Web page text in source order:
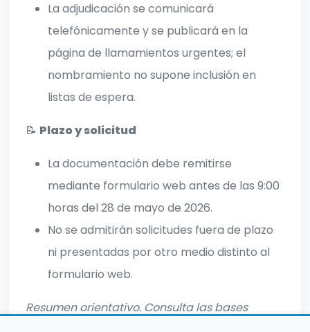
La adjudicación se comunicará
telefónicamente y se publicará en la
página de llamamientos urgentes; el
nombramiento no supone inclusión en
listas de espera.
📝 Plazo y solicitud
La documentación debe remitirse
mediante formulario web antes de las 9:00
horas del 28 de mayo de 2026.
No se admitirán solicitudes fuera de plazo
ni presentadas por otro medio distinto al
formulario web.
Resumen orientativo. Consulta las bases